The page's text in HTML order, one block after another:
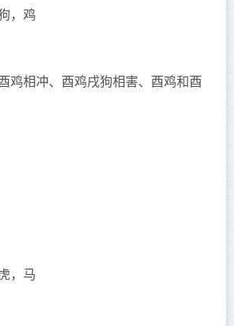
，鸡
鸡相冲、酉鸡戌狗相害、酉鸡和酉
，马